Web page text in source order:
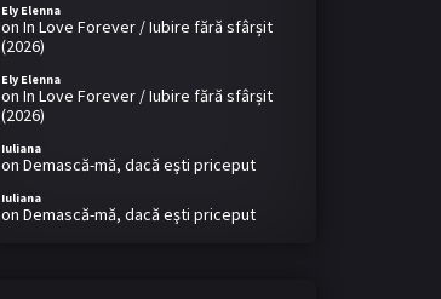
Ely Elenna
on In Love Forever / Iubire fără sfârșit
(2026)
Ely Elenna
on In Love Forever / Iubire fără sfârșit
(2026)
Iuliana
on Demască-mă, dacă eşti priceput
Iuliana
on Demască-mă, dacă eşti priceput